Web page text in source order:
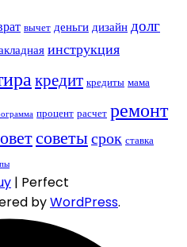
вычет деньгидизайндолг
инструкция
кредит кредиты мама
процент расчет ремонт
советысрок ставка
| Perfect
byWordPress.